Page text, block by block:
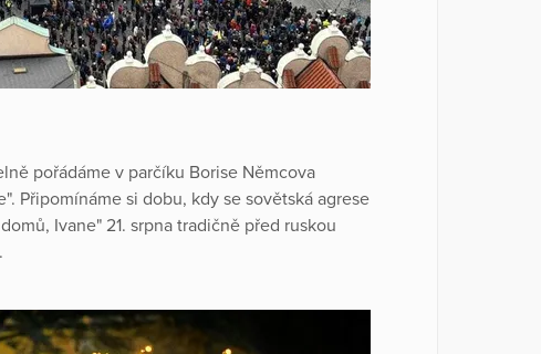
pořádáme v parčíku Borise Němcova
Připomínáme si dobu, kdy se sovětská agrese
Ivane" 21. srpna tradičně před ruskou